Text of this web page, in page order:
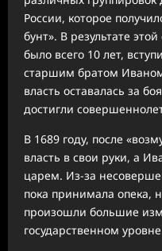
России, которое
бунт». В результате
было всего 10 лет,
старшим братом
власть оставалась за
достигли
В 1689 году, после
власть в свои руки, а
царем. Из-за
пока принимала опека,
произошли большие
государственном